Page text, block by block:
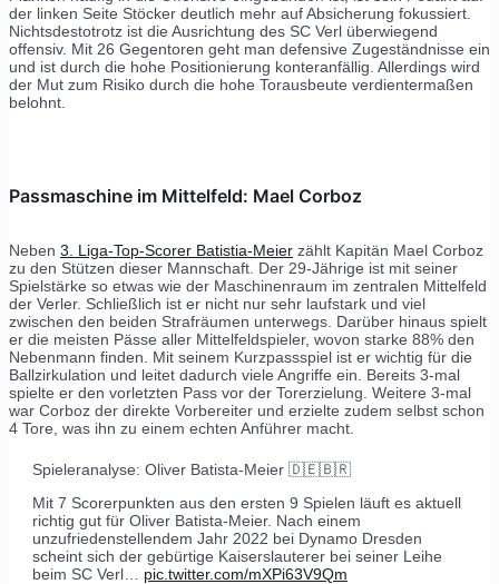
der linken Seite Stöcker deutlich mehr auf Absicherung fokussiert.
Nichtsdestotrotz ist die Ausrichtung des SC Verl überwiegend
offensiv. Mit 26 Gegentoren geht man defensive Zugeständnisse ein
und ist durch die hohe Positionierung konteranfällig. Allerdings wird
der Mut zum Risiko durch die hohe Torausbeute verdientermaßen
belohnt.
Passmaschine im Mittelfeld: Mael Corboz
Neben 3. Liga-Top-Scorer Batistia-Meier zählt Kapitän Mael Corboz
zu den Stützen dieser Mannschaft. Der 29-Jährige ist mit seiner
Spielstärke so etwas wie der Maschinenraum im zentralen Mittelfeld
der Verler. Schließlich ist er nicht nur sehr laufstark und viel
zwischen den beiden Strafräumen unterwegs. Darüber hinaus spielt
er die meisten Pässe aller Mittelfeldspieler, wovon starke 88% den
Nebenmann finden. Mit seinem Kurzpassspiel ist er wichtig für die
Ballzirkulation und leitet dadurch viele Angriffe ein. Bereits 3-mal
spielte er den vorletzten Pass vor der Torerzielung. Weitere 3-mal
war Corboz der direkte Vorbereiter und erzielte zudem selbst schon
4 Tore, was ihn zu einem echten Anführer macht.
Spieleranalyse: Oliver Batista-Meier 🇩🇪🇧🇷
Mit 7 Scorerpunkten aus den ersten 9 Spielen läuft es aktuell
richtig gut für Oliver Batista-Meier. Nach einem
unzufriedenstellendem Jahr 2022 bei Dynamo Dresden
scheint sich der gebürtige Kaiserslauterer bei seiner Leihe
beim SC Verl… pic.twitter.com/mXPi63V9Qm